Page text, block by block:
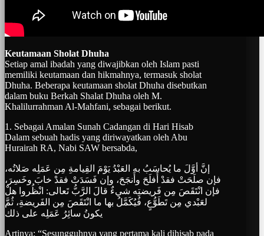
Keutamaan Sholat Dhuha
Setiap amal ibadah yang diwajibkan oleh Islam pasti
memiliki keutamaan dan hikmahnya, termasuk sholat
Dhuha. Beberapa keutamaan sholat Dhuha disebutkan
dalam buku Berkah Shalat Dhuha oleh M.
Khalilurrahman Al-Mahfani, sebagai berikut.
1. Sebagai Amalan Sunah Cadangan di Hari Hisab
Dalam sebuah hadis yang diriwayatkan oleh Abu
Hurairah RA, Nabi SAW bersabda,
إنَّ أوَّلَ ما يُحاسَبُ به العَبْدُ يَوْمَ القِيامةِ مِن عَمَلِه صَلاتُه،
فإن صلَحَتْ فقدْ أَفلَحَ وأَنجَحَ، وإن فَسَدَتْ فقدْ خابَ وخَسِرَ،
فإن انْتَقَصَ مِن فَريضتِه شيءٌ قالَ الرَّبُّ تَعالى: انْظُروا هلْ
لعَبْدي مِن تَطَوُّعٍ، فُيُكَمَّلُ بها ما انْتَقَصَ مِن الفَريضةِ، ثُمَّ
يكونُ سائِرُ عَمَلِه على ذلك
Artinya: “Sesungguhnya yang pertama kali dihisab pada